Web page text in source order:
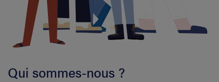
Qui sommes-nous ?